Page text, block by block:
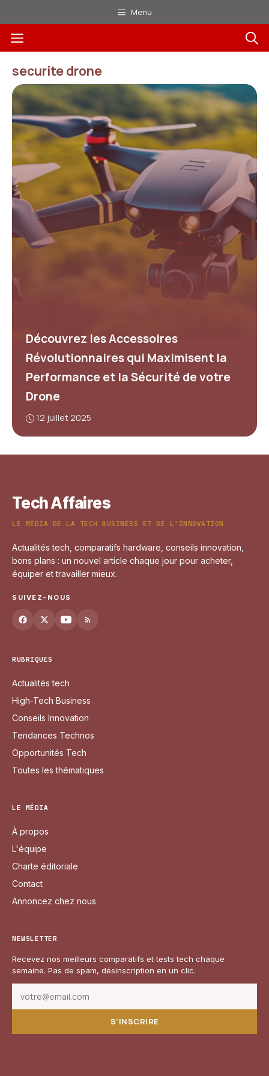
au
contenu
Menu
Menu
securite drone
Découvrez les Accessoires
Révolutionnaires qui Maximisent la
Performance et la Sécurité de votre
Drone
12 juillet 2025
Tech Affaires
LE MÉDIA DE LA TECH BUSINESS ET DE L'INNOVATION
Actualités tech, comparatifs hardware, conseils innovation,
bons plans : un nouvel article chaque jour pour acheter,
équiper et travailler mieux.
SUIVEZ-NOUS
RUBRIQUES
Actualités tech
High-Tech Business
Conseils Innovation
Tendances Technos
Opportunités Tech
Toutes les thématiques
LE MÉDIA
À propos
L'équipe
Charte éditoriale
Contact
Annoncez chez nous
NEWSLETTER
Recevez nos meilleurs comparatifs et tests tech chaque
semaine. Pas de spam, désinscription en un clic.
S'INSCRIRE